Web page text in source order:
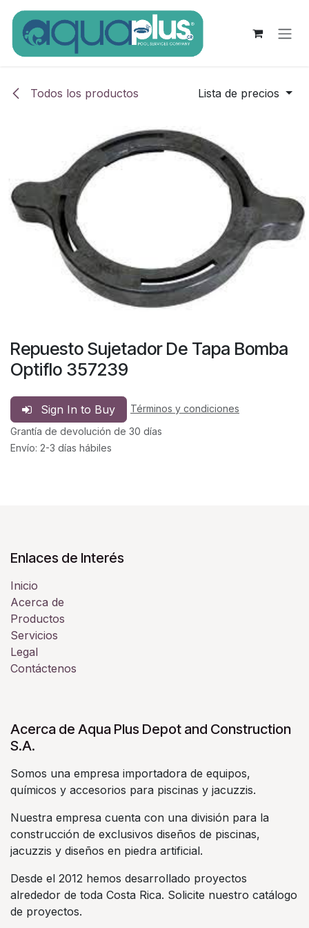
Ir al contenido
Todos los productos Lista de precios
Repuesto Sujetador De Tapa Bomba
Optiflo 357239
Sign In to Buy
Términos y condiciones
Grantía de devolución de 30 días
Envío: 2-3 días hábiles
Enlaces de Interés
Inicio
Acerca de
Productos
Servicios
Legal
Contáctenos
Acerca de Aqua Plus Depot and Construction
S.A.
Somos una empresa importadora de equipos,
químicos y accesorios para piscinas y jacuzzis.
Nuestra empresa cuenta con una división para la
construcción de exclusivos diseños de piscinas,
jacuzzis y diseños en piedra artificial.
Desde el 2012 hemos desarrollado proyectos
alrededor de toda Costa Rica. Solicite nuestro catálogo
de proyectos.